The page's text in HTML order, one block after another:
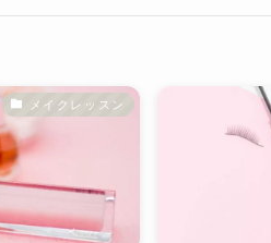
メイクレッスン